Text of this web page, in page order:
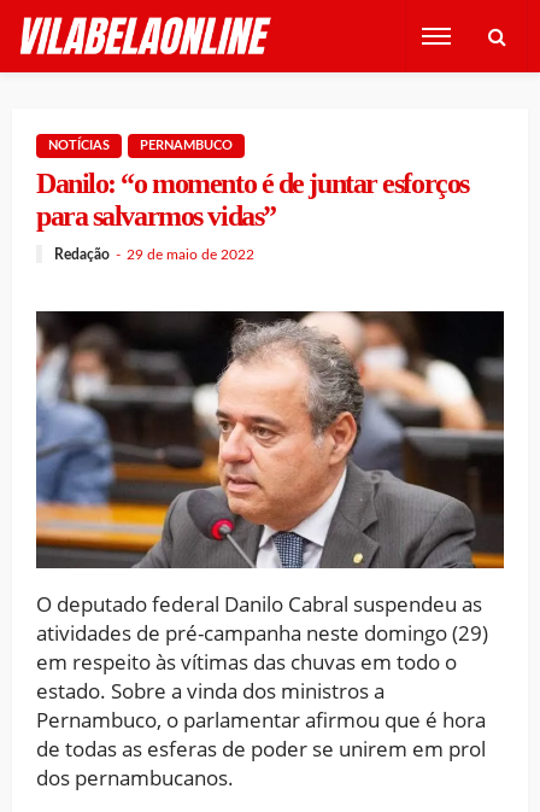
NOTÍCIAS PERNAMBUCO
Danilo: “o momento é de juntar esforços
para salvarmos vidas”
Redação 29 de maio de 2022
O deputado federal Danilo Cabral suspendeu as
atividades de pré-campanha neste domingo (29)
em respeito às vítimas das chuvas em todo o
estado. Sobre a vinda dos ministros a
Pernambuco, o parlamentar afirmou que é hora
de todas as esferas de poder se unirem em prol
dos pernambucanos.